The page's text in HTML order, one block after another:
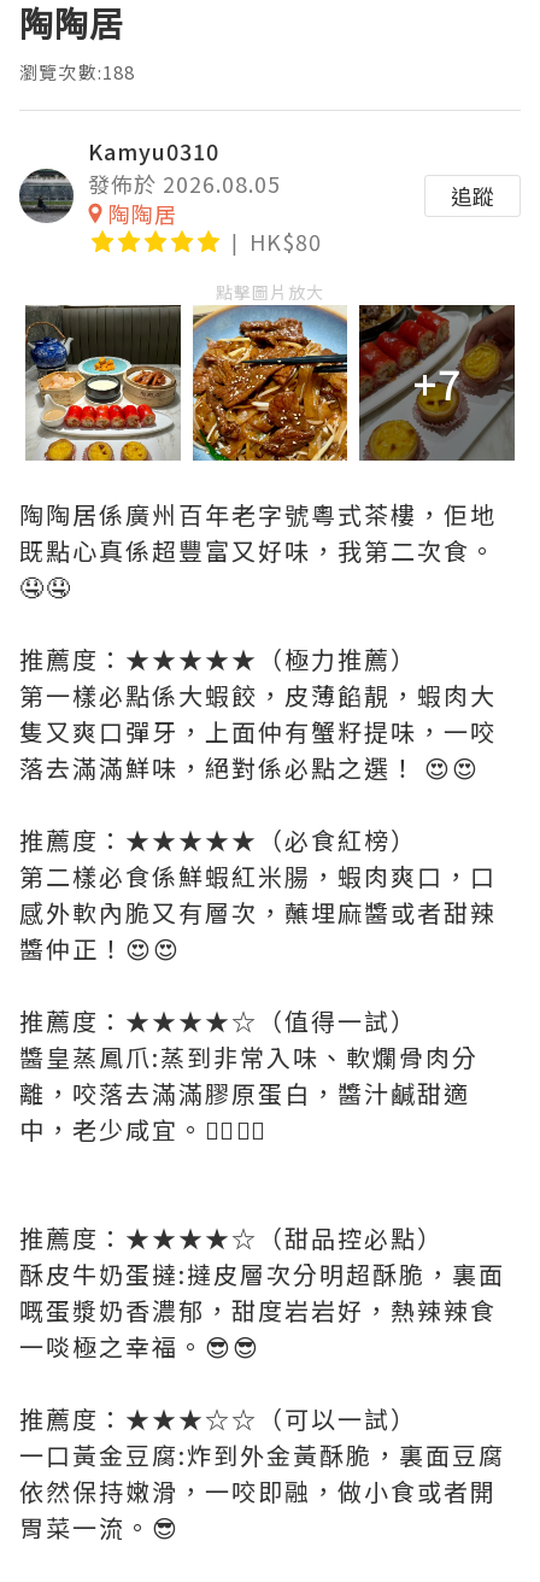
陶陶居
瀏覽次數:188
Kamyu0310
發佈於 2026.08.05
陶陶居
HK$80
追蹤
點擊圖片放大
+7
陶陶居係廣州百年老字號粵式茶樓，佢地
既點心真係超豐富又好味，我第二次食。
🤤🤤
推薦度：★★★★★（極力推薦）
第一樣必點係大蝦餃，皮薄餡靚，蝦肉大
隻又爽口彈牙，上面仲有蟹籽提味，一咬
落去滿滿鮮味，絕對係必點之選！ 😍😍
推薦度：★★★★★（必食紅榜）
第二樣必食係鮮蝦紅米腸，蝦肉爽口，口
感外軟內脆又有層次，蘸埋麻醬或者甜辣
醬仲正！😍😍
推薦度：★★★★☆（值得一試）
醬皇蒸鳳爪:蒸到非常入味、軟爛骨肉分
離，咬落去滿滿膠原蛋白，醬汁鹹甜適
中，老少咸宜。👍🏻👍🏻
推薦度：★★★★☆（甜品控必點）
酥皮牛奶蛋撻:撻皮層次分明超酥脆，裏面
嘅蛋漿奶香濃郁，甜度岩岩好，熱辣辣食
一啖極之幸福。😎😎
推薦度：★★★☆☆（可以一試）
一口黃金豆腐:炸到外金黃酥脆，裏面豆腐
依然保持嫩滑，一咬即融，做小食或者開
胃菜一流。😎